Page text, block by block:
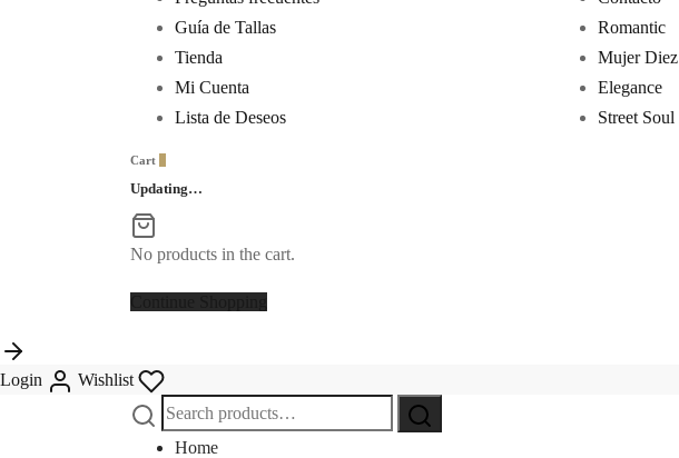
Guía de Tallas
Tienda
Mi Cuenta
Lista de Deseos
Romantic
Mujer Diez
Elegance
Street Soul
Cart
Updating…
No products in the cart.
Login
Wishlist
Search
Search
Home